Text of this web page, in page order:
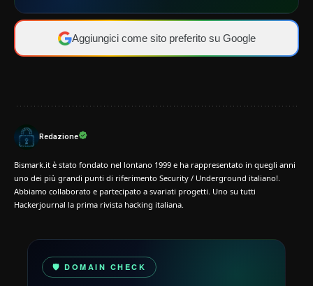
Aggiungici come sito preferito su Google
Redazione
Bismark.it è stato fondato nel lontano 1999 e ha rappresentato in quegli anni
uno dei più grandi punti di riferimento Security / Underground italiano!.
Abbiamo collaborato e partecipato a svariati progetti. Uno su tutti
Hackerjournal la prima rivista hacking italiana.
🛡️ DOMAIN CHECK